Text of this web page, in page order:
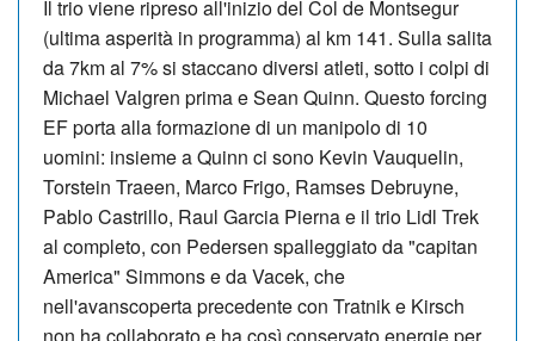
Il trio viene ripreso all'inizio del Col de Montsegur
(ultima asperità in programma) al km 141. Sulla salita
da 7km al 7% si staccano diversi atleti, sotto i colpi di
Michael Valgren prima e Sean Quinn. Questo forcing
EF porta alla formazione di un manipolo di 10
uomini: insieme a Quinn ci sono Kevin Vauquelin,
Torstein Traeen, Marco Frigo, Ramses Debruyne,
Pablo Castrillo, Raul Garcia Pierna e il trio Lidl Trek
al completo, con Pedersen spalleggiato da "capitan
America" Simmons e da Vacek, che
nell'avanscoperta precedente con Tratnik e Kirsch
non ha collaborato e ha così conservato energie per